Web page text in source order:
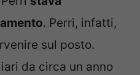
. Perri, infatti,
sul posto.
da circa un anno